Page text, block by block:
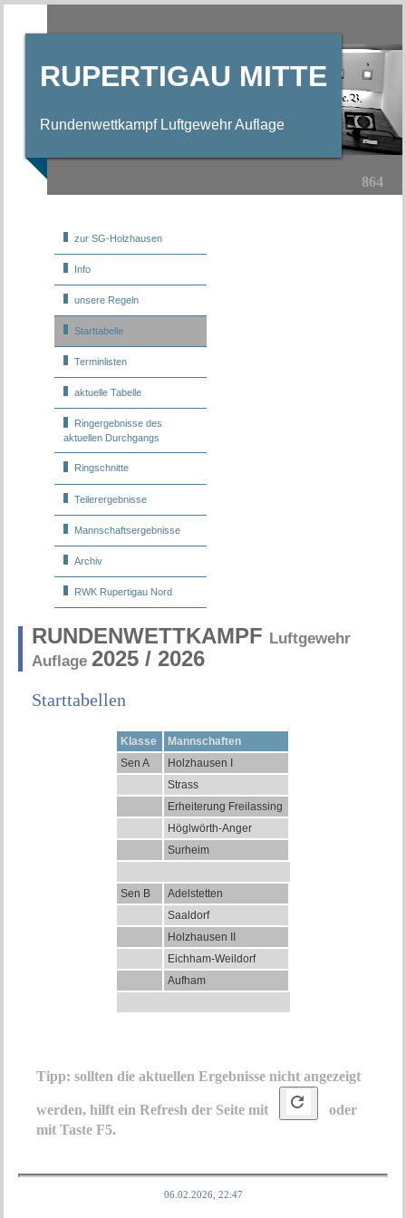
RUPERTIGAU MITTE
Rundenwettkampf Luftgewehr Auflage
zur SG-Holzhausen
Info
unsere Regeln
Starttabelle
Terminlisten
aktuelle Tabelle
Ringergebnisse des
aktuellen Durchgangs
Ringschnitte
Teilerergebnisse
Mannschaftsergebnisse
Archiv
RWK Rupertigau Nord
864
RUNDENWETTKAMPF Luftgewehr
Auflage2025 / 2026
Starttabellen
Klasse
Mannschaften
Sen A
Holzhausen I
Strass
Erheiterung Freilassing
Höglwörth-Anger
Surheim
Sen B
Adelstetten
Saaldorf
Holzhausen II
Eichham-Weildorf
Aufham
Tipp: sollten die aktuellen Ergebnisse nicht angezeigt
werden, hilft ein Refresh der Seite mit
oder
mit Taste F5.
06.02.2026, 22:47